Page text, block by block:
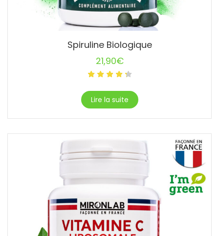
Spiruline Biologique
21,90€
Lire la suite